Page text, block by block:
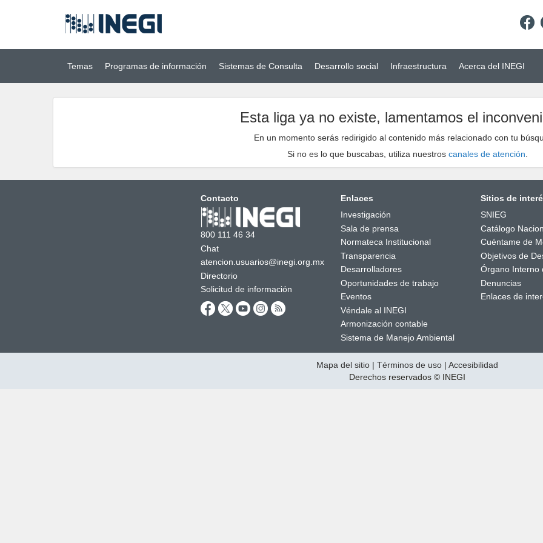
principal
(INEGI)
Temas Programas de información Sistemas de Consulta Desarrollo social Infraestructura Acerca del INEGI
Esta liga ya no existe, lamentamos el
En un momento serás redirigido al contenido más relacionado con tu
Si no es lo que buscabas, utiliza nuestros canales de atención
Contacto
800 111 46 34
Chat
atencion.usuarios@inegi.org.mx
Directorio
Solicitud de información
Enlaces
Investigación
Sala de prensa
Normateca Institucional
Transparencia
Desarrolladores
Oportunidades de trabajo
Eventos
Véndale al INEGI
Armonización contable
Sistema de Manejo Ambiental
Sitios de
SNIEG
Catálogo
Cuéntame de
Objetivos de
Órgano Interno
Denuncias
Enlaces de
Mapa del sitio | Términos de uso | Accesibilidad
Derechos reservados © INEGI